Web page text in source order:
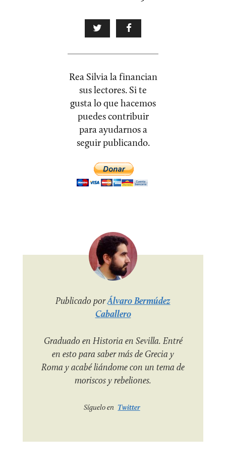
Rea Silvia la financian
sus lectores. Si te
gusta lo que hacemos
puedes contribuir
para ayudarnos a
seguir publicando.
Publicado porÁlvaro Bermúdez
Caballero
Graduado en Historia en Sevilla. Entré
en esto para saber más de Grecia y
Roma y acabé liándome con un tema de
moriscos y rebeliones.
Síguelo en Twitter